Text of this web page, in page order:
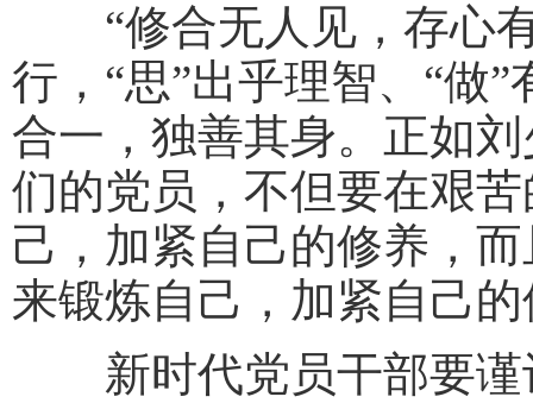
“修合无人见，存心有
行，“思”出乎理智、“做
合一，独善其身。正如
们的党员，不但要在艰
己，加紧自己的修养，
来锻炼自己，加紧自己的
新时代党员干部要谨